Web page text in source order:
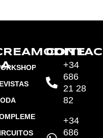
+34
686
21 28
82
+34
686